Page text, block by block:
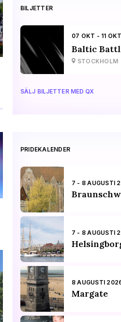
BILJETTER
07 OKT - 11 OKT
Baltic
STOCKHOLM
SÄLJ BILJETTER MED QX
PRIDEKALENDER
7 - 8 AUGUSTI
7 - 8 AUGUSTI
8 AUGUSTI
Margate